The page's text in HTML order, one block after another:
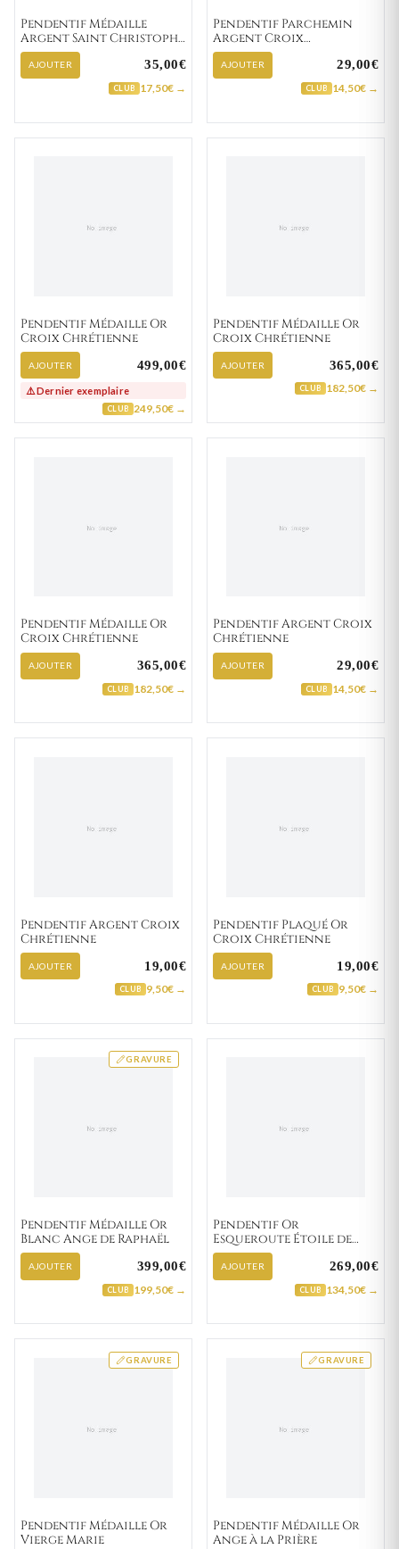
Pendentif Médaille
Argent Saint Christophe
portant Jésus
AJOUTER 35,00€
CLUB 17,50€ →
Pendentif Parchemin
Argent Croix
Huguenote
AJOUTER 29,00€
CLUB 14,50€ →
Pendentif Médaille Or
Croix Chrétienne
AJOUTER 499,00€
⚠️ Dernier exemplaire
CLUB 249,50€ →
Pendentif Médaille Or
Croix Chrétienne
AJOUTER 365,00€
CLUB 182,50€ →
Pendentif Médaille Or
Croix Chrétienne
AJOUTER 365,00€
CLUB 182,50€ →
Pendentif Argent Croix
Chrétienne
AJOUTER 29,00€
CLUB 14,50€ →
Pendentif Argent Croix
Chrétienne
AJOUTER 19,00€
CLUB 9,50€ →
Pendentif Plaqué Or
Croix Chrétienne
AJOUTER 19,00€
CLUB 9,50€ →
GRAVURE
Pendentif Médaille Or
Blanc Ange de Raphaël
AJOUTER 399,00€
CLUB 199,50€ →
Pendentif Or
Esqueroute Étoile de
David
AJOUTER 269,00€
CLUB 134,50€ →
GRAVURE
Pendentif Médaille Or
Vierge Marie
GRAVURE
Pendentif Médaille Or
Ange à la Prière